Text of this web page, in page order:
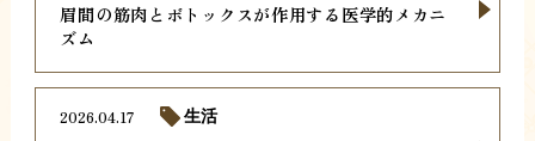
眉間の筋肉とボトックスが作用する医学的メカニ
ズム
2026.04.17 生活